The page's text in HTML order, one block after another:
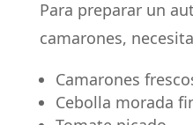
Para preparar un
camarones,
Camarones
Cebolla morada